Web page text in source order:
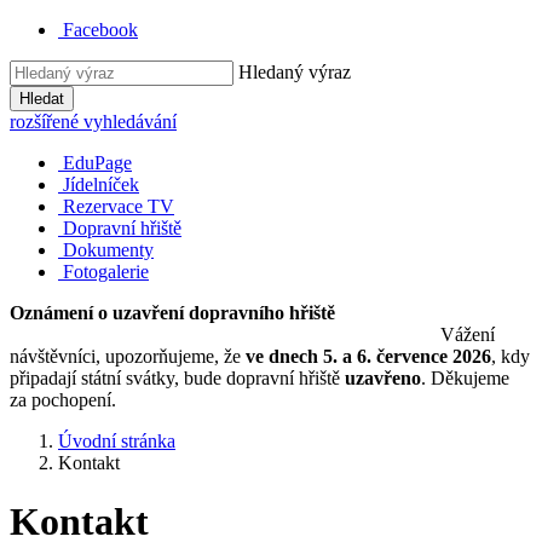
Facebook
Hledaný výraz
Hledat
rozšířené vyhledávání
EduPage
Jídelníček
Rezervace TV
Dopravní hřiště
Dokumenty
Fotogalerie
Oznámení o uzavření dopravního hřiště
Vážení
návštěvníci, upozorňujeme, že ve dnech 5. a 6. července 2026, kdy
připadají státní svátky, bude dopravní hřiště uzavřeno. Děkujeme
za pochopení.
Úvodní stránka
Kontakt
Kontakt